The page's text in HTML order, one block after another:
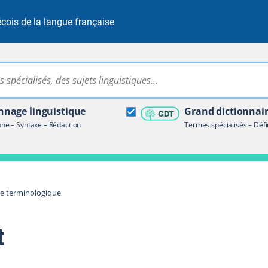
de la langue française
Rechercher dans tout le site
linguistique
– Syntaxe – Rédaction
Grand
Termes spécialisés –
terminologique
terminologique